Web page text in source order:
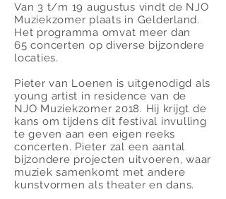
Van 3 t/m 19 augustus vindt de NJO
Muziekzomer plaats in Gelderland.
Het programma omvat meer dan
65 concerten op diverse bijzondere
locaties.
Pieter van Loenen is uitgenodigd als
young artist in residence van de
NJO Muziekzomer 2018. Hij krijgt de
kans om tijdens dit festival invulling
te geven aan een eigen reeks
concerten. Pieter zal een aantal
bijzondere projecten uitvoeren, waar
muziek samenkomt met andere
kunstvormen als theater en dans.